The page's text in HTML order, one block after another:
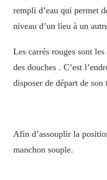
rempli d’eau qui permet
niveau d’un lieu à un
Les carrés rouges sont
des douches . C’est
disposer de départ de
Afin d’assouplir la
manchon souple.